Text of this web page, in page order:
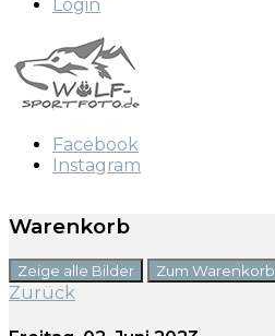
Login
Facebook
Instagram
Warenkorb
Zeige alle Bilder Zum Warenkorb
Zurück